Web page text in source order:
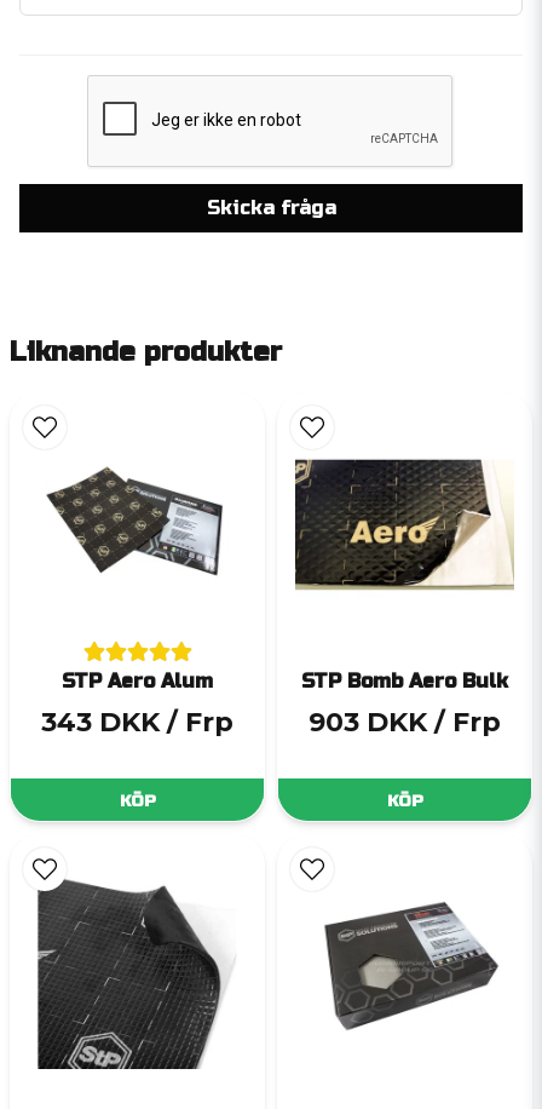
Skicka fråga
Liknande produkter
STP Aero Alum
343 DKK / Frp
KÖP
STP Bomb Aero Bulk
903 DKK / Frp
KÖP